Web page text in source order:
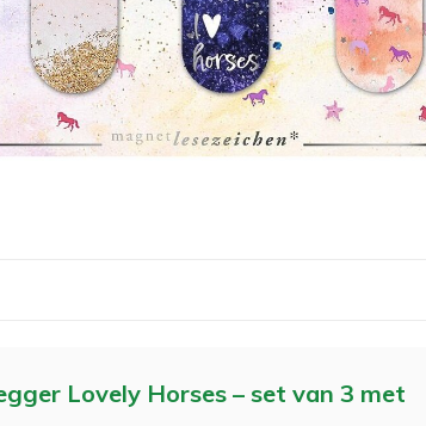
Lovely Horses – set van 3 met